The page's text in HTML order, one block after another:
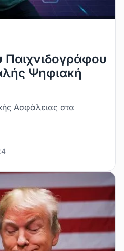
Παιχνιδογράφου
Ψηφιακή
Ασφάλειας στα